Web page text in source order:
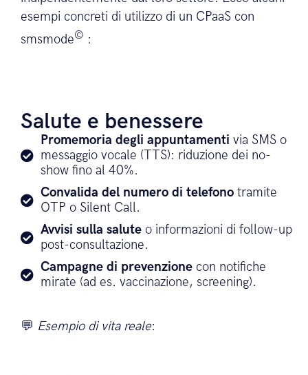
esempi concreti di utilizzo di un CPaaS con
smsmode© :
Salute e benessere
Promemoria degli appuntamenti via SMS o
messaggio vocale (TTS): riduzione dei no-
show fino al 40%.
Convalida del numero di telefonotramite
OTP o Silent Call.
Avvisi sulla saluteo informazioni di follow-up
post-consultazione.
Campagne di prevenzionecon notifiche
mirate (ad es. vaccinazione, screening).
💬 Esempio di vita reale: